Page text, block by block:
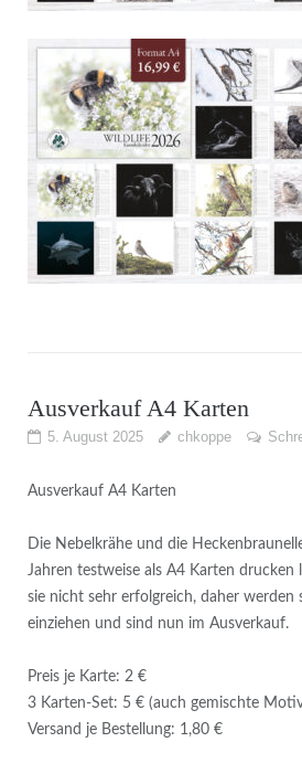
Ausverkauf A4 Karten
5. August 2025 chkoppe
Ausverkauf A4 Karten
Die Nebelkrähe und die
Jahren testweise als A4 Karten drucken
sie nicht sehr erfolgreich, daher werden
einziehen und sind nun im Ausverkauf.
Preis je Karte: 2 €
3 Karten-Set: 5 € (auch gemischte
Versand je Bestellung: 1,80 €